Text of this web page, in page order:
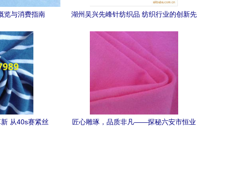
览与消费指南
湖州吴兴先峰针纺织品 纺织行业的创新先
从40s赛紧丝
匠心雕琢，品质非凡——探秘六安市恒业